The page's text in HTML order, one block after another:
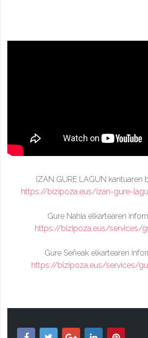
IZAN GURE LAGUN kantuaren
https://bizipoza.eus/izan-gure-
Gure Nahia elkartearen
https://bizipoza.eus/services/
Gure Señeak elkartearen
https://bizipoza.eus/services/